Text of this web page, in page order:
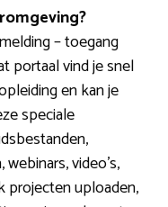
– toegang
portaal vind je snel
en kan je
speciale
video’s,
projecten uploaden,